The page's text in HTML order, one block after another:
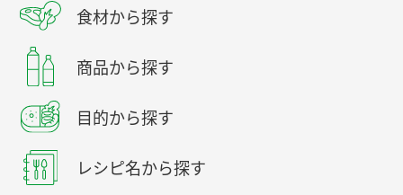
食材から探す
商品から探す
目的から探す
レシピ名から探す